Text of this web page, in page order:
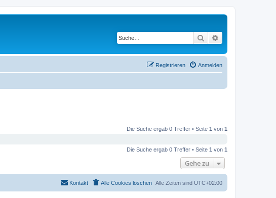
Suche
Anmelden
Registrieren
Die Suche ergab 0 Treffer • Seite 1 von 1
Die Suche ergab 0 Treffer • Seite 1 von 1
Gehe zu
Alle Zeiten sind UTC+02:00
Alle Cookies löschen
Kontakt